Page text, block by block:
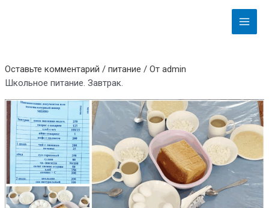
Main
Menu
Оставьте комментарий /питание / Отadmin
Школьное питание. Завтрак.